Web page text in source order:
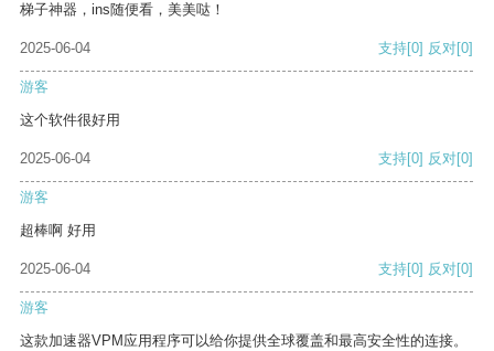
梯子神器，ins随便看，美美哒！
2025-06-04 支持[0] 反对[0]
游客
这个软件很好用
2025-06-04 支持[0] 反对[0]
游客
超棒啊 好用
2025-06-04 支持[0] 反对[0]
游客
这款加速器VPM应用程序可以给你提供全球覆盖和最高安全性的连接。